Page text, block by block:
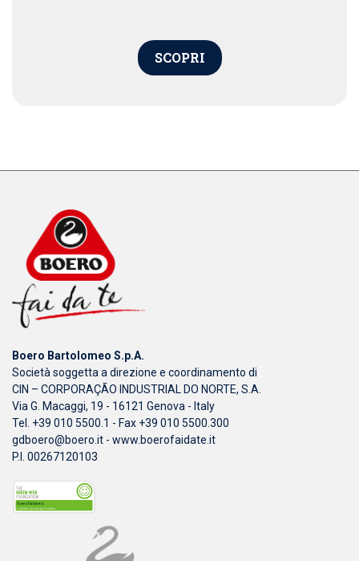
SCOPRI
Boero Bartolomeo S.p.A.
Società soggetta a direzione e coordinamento di
CIN – CORPORAÇÃO INDUSTRIAL DO NORTE, S.A.
Via G. Macaggi, 19 - 16121 Genova - Italy
Tel. +39 010 5500.1 - Fax +39 010 5500.300
gdboero@boero.it - www.boerofaidate.it
P.I. 00267120103